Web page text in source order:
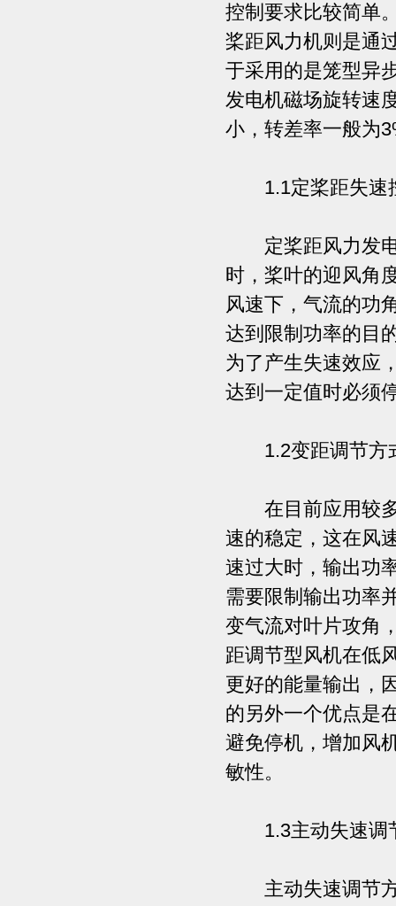
控制要求比较简单
桨距风力机则是通
于采用的是笼型异
发电机磁场旋转速
小，转差率一般为
1.1定桨距失速
定桨距风力发电
时，桨叶的迎风角
风速下，气流的功
达到限制功率的目
为了产生失速效应
达到一定值时必须
1.2变距调节方
在目前应用较多
速的稳定，这在风
速过大时，输出功
需要限制输出功率
变气流对叶片攻角
距调节型风机在低
更好的能量输出，
的另外一个优点是
避免停机，增加风
敏性。
1.3主动失速调
主动失速调节方